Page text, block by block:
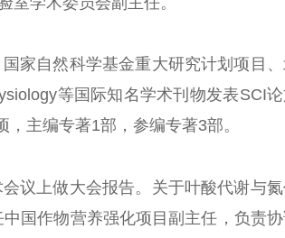
国家自然科学基金重大研究计划项目
等国际知名学术刊物发表SCI
，主编专著1部，参编专著3部。
议上做大会报告。关于叶酸代谢与
中国作物营养强化项目副主任，负责